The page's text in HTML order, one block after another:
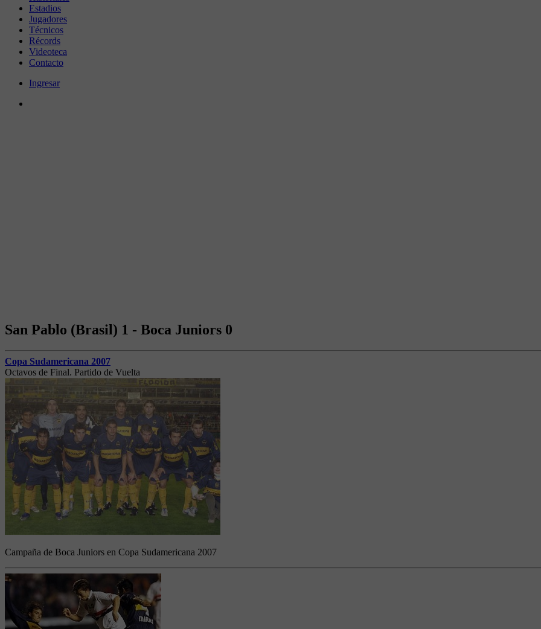
Estadios
Jugadores
Técnicos
Récords
Videoteca
Contacto
Ingresar
San Pablo (Brasil) 1 - Boca Juniors 0
Copa Sudamericana 2007
Octavos de Final. Partido de Vuelta
Campaña de Boca Juniors en Copa Sudamericana 2007